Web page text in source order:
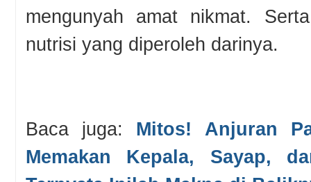
mengunyah amat nikmat.
nutrisi yang diperoleh darinya.
Baca juga: Mitos! Anjuran
Memakan Kepala, Sayap,